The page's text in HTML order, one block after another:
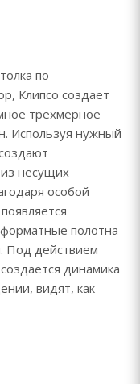
по
Клипсо создает
трехмерное
Используя нужный
несущих
особой
полотна
Под действием
динамика
видят, как